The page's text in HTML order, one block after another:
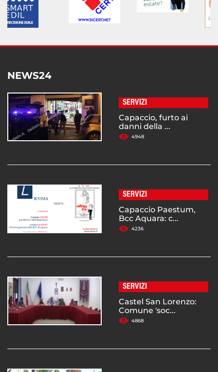
NEWS24
SERVIZI
Capaccio, furto ai
danni della ...
4948
SERVIZI
Capaccio Paestum,
Bcc Aquara: c...
4236
SERVIZI
Castel San Lorenzo:
Comune 'soc...
4868